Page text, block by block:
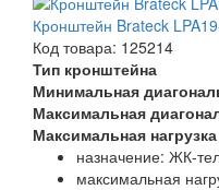
Кронштейн Brateck
Код товара: 125214
Тип кронштейна
Минимальная
Максимальная
Максимальная нагрузка
назначение: ЖК-
максимальная